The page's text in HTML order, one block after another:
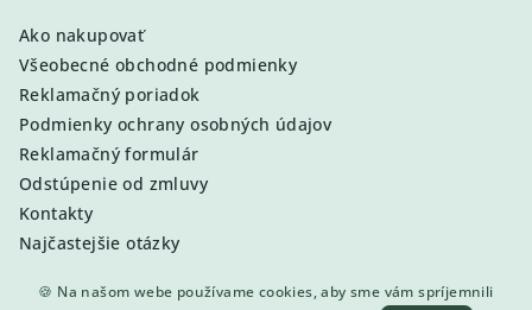
🍪 Na našom webe používame cookies, aby sme vám spríjemnili
Ako nakupovať
Všeobecné obchodné podmienky
Reklamačný poriadok
Podmienky ochrany osobných údajov
Reklamačný formulár
Odstúpenie od zmluvy
Kontakty
Najčastejšie otázky